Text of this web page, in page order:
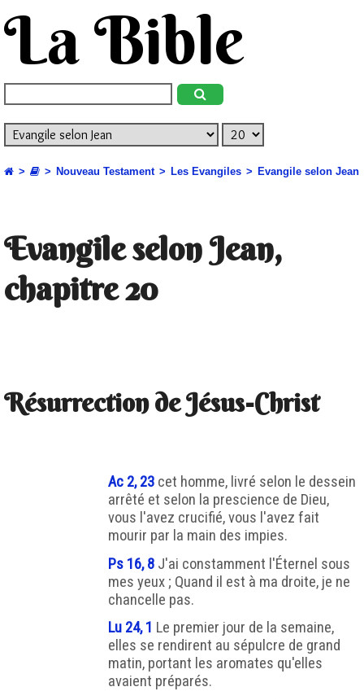
La Bible
Nouveau Testament Les Evangiles Evangile selon Jean
Evangile selon Jean,
chapitre 20
Résurrection de Jésus-Christ
Ac 2, 23 cet homme, livré selon le dessein
arrêté et selon la prescience de Dieu,
vous l'avez crucifié, vous l'avez fait
mourir par la main des impies.
Ps 16, 8 J'ai constamment l'Éternel sous
mes yeux ; Quand il est à ma droite, je ne
chancelle pas.
Lu 24, 1 Le premier jour de la semaine,
elles se rendirent au sépulcre de grand
matin, portant les aromates qu'elles
avaient préparés.